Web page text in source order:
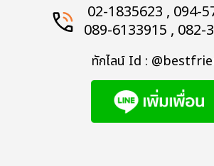
02-1835623 , 094-
089-6133915 , 082-
ทักไลน์ Id :